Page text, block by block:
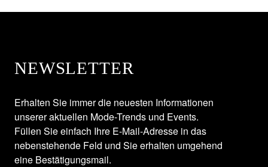
NEWSLETTER
Erhalten Sie immer die neuesten Informationen
unserer aktuellen Mode-Trends und Events.
Füllen Sie einfach Ihre E-Mail-Adresse in das
nebenstehende Feld und Sie erhalten umgehend
eine Bestätigungsmail.